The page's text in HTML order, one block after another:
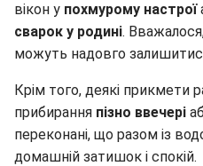
вікон у похмурому настрої
сварок у родині.
можуть надовго
Крім того, деякі прикмети
прибирання пізно ввечері
переконані, що разом із
домашній затишок і спокій.